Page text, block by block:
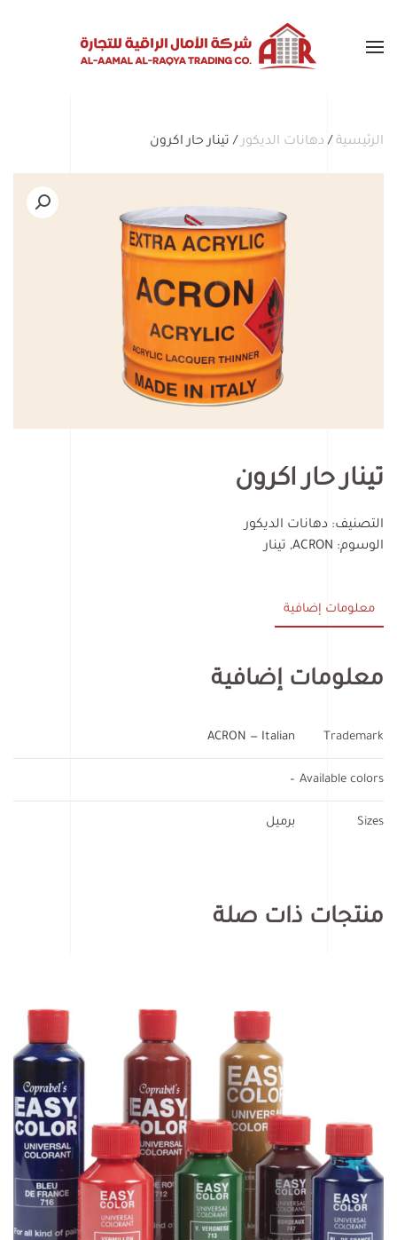
Skip to main content
الرئيسية / دهانات الديكور / تينار حار اكرون
تينار حار اكرون
التصنيف: دهانات الديكور
الوسوم: ACRON
, تينار
معلومات إضافية
معلومات إضافية
Trademark
ACRON — Italian
Available colors
–
Sizes برميل
منتجات ذات صلة